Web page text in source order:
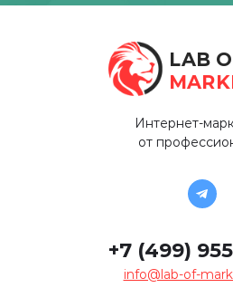
LAB
Интернет-
от
+7 (499)
info@lab-of-